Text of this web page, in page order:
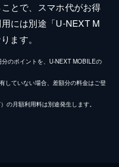
とで、スマホ代がお得
には別途「U-NEXT M
ます。
のポイントを、U-NEXT MOBILEの
していない場合、差額分の料金はご登
の月額利用料は別途発生します。